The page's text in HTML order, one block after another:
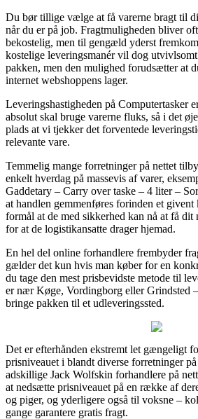
Du bør tillige vælge at få varerne bragt til
når du er på job. Fragtmuligheden bliver
bekostelig, men til gengæld yderst
kostelige leveringsmanér vil dog
pakken, men den mulighed forudsætter at
internet webshoppens lager.
Leveringshastigheden på
absolut skal bruge varerne fluks, så i det
plads at vi tjekker det forventede
relevante vare.
Temmelig mange forretninger på nettet
enkelt hverdag på massevis af varer,
Gaddetary – Carry over taske – 4 liter –
at handlen gemmenføres forinden et
formål at de med sikkerhed kan nå at få
for at de logistikansatte drager hjemad.
En hel del online forhandlere frembyder
gælder det kun hvis man køber for en
du tage den mest prisbevidste metode til
er nær Køge, Vordingborg eller Grindsted
bringe pakken til et udleveringssted.
Det er efterhånden ekstremt let gængeligt
prisniveauet i blandt diverse forretninger
adskillige Jack Wolfskin forhandlere på
at nedsætte prisniveauet på en række af
og piger, og yderligere også til voksne –
gange garantere gratis fragt.